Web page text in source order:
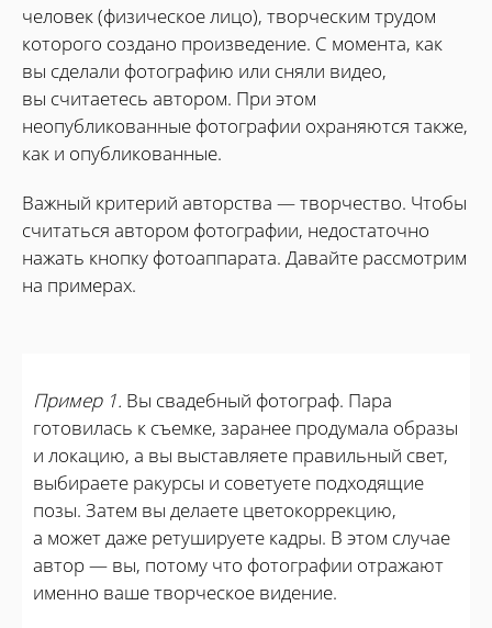
человек (физическое лицо), творческим трудом
которого создано произведение. С момента, как
вы сделали фотографию или сняли видео,
вы считаетесь автором. При этом
неопубликованные фотографии охраняются также,
как и опубликованные.
Важный критерий авторства — творчество. Чтобы
считаться автором фотографии, недостаточно
нажать кнопку фотоаппарата. Давайте рассмотрим
на примерах.
Пример 1. Вы свадебный фотограф. Пара
готовилась к съемке, заранее продумала образы
и локацию, а вы выставляете правильный свет,
выбираете ракурсы и советуете подходящие
позы. Затем вы делаете цветокоррекцию,
а может даже ретушируете кадры. В этом случае
автор — вы, потому что фотографии отражают
именно ваше творческое видение.